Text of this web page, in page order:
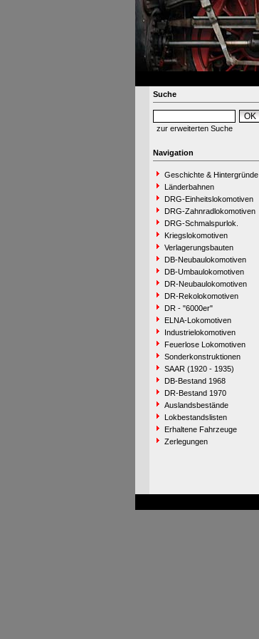
Suche
zur erweiterten Suche
Navigation
Geschichte & Hintergründe
Länderbahnen
DRG-Einheitslokomotiven
DRG-Zahnradlokomotiven
DRG-Schmalspurlok.
Kriegslokomotiven
Verlagerungsbauten
DB-Neubaulokomotiven
DB-Umbaulokomotiven
DR-Neubaulokomotiven
DR-Rekolokomotiven
DR - "6000er"
ELNA-Lokomotiven
Industrielokomotiven
Feuerlose Lokomotiven
Sonderkonstruktionen
SAAR (1920 - 1935)
DB-Bestand 1968
DR-Bestand 1970
Auslandsbestände
Lokbestandslisten
Erhaltene Fahrzeuge
Zerlegungen